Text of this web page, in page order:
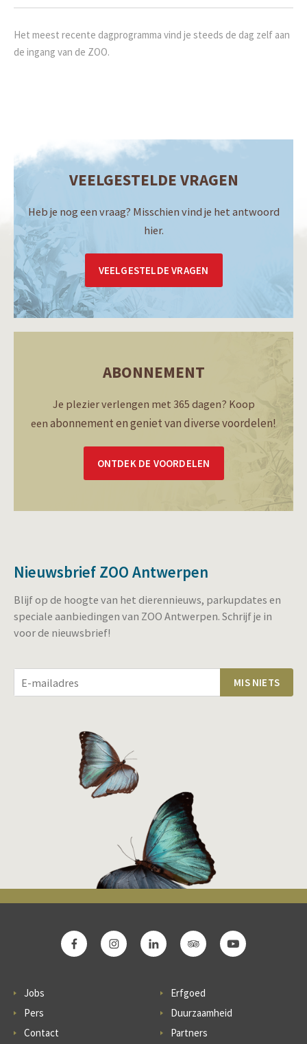
Het meest recente dagprogramma vind je steeds de dag zelf aan
de ingang van de ZOO.
VEELGESTELDE VRAGEN
Heb je nog een vraag? Misschien vind je het antwoord
hier.
VEELGESTELDE VRAGEN
ABONNEMENT
Je plezier verlengen met 365 dagen? Koop
een abonnement en geniet van diverse voordelen!
ONTDEK DE VOORDELEN
Nieuwsbrief ZOO Antwerpen
Blijf op de hoogte van het dierennieuws, parkupdates en
speciale aanbiedingen van ZOO Antwerpen. Schrijf je in
voor de nieuwsbrief!
MIS NIETS
Jobs
Pers
Contact
Erfgoed
Duurzaamheid
Partners